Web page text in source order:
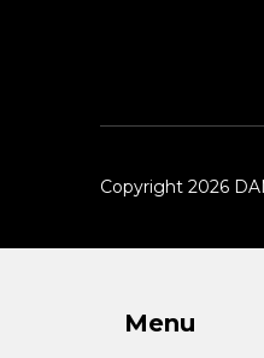
Copyright 2026
Menu